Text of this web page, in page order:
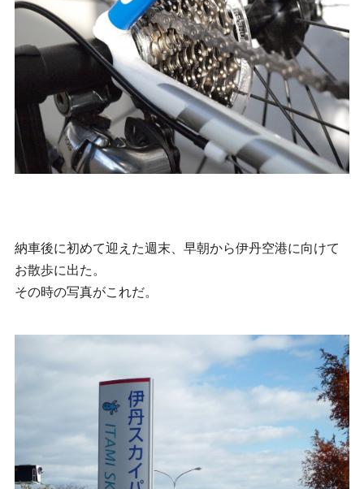
納車後に初めて迎えた週末、早朝から伊丹空港に向けて
お散歩に出た。
その時の写真がこれだ。